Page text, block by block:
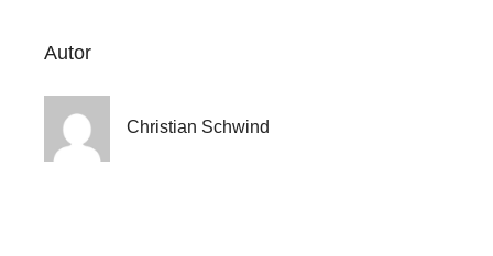
Autor
Christian Schwind